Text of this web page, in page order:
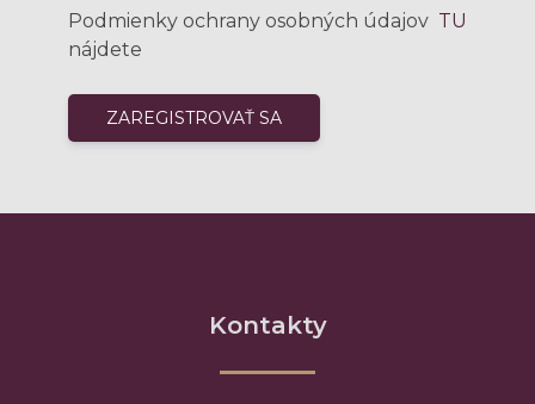
Podmienky ochrany osobných údajov
nájdete
TU
Kontakty